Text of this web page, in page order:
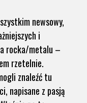
newsowy,
i
rocka/metalu –
rzetelnie.
znaleźć tu
napisane z pasją